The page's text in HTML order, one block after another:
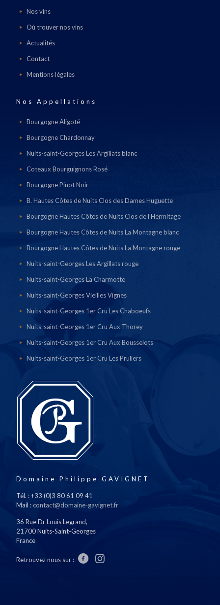
Nos vins
Où trouver nos vins
Actualités
Contact
Mentions légales
Nos Appellations
Bourgogne Aligoté
Bourgogne Chardonnay
Nuits-saint-Georges Les Argillats blanc
Coteaux Bourguignons Rosé
Bourgogne Pinot Noir
B. Hautes Côtes de Nuits Clos des Dames Huguette
Bourgogne Hautes Côtes de Nuits Clos de l’Hermitage
Bourgogne Hautes Côtes de Nuits La Montagne blanc
Bourgogne Hautes Côtes de Nuits La Montagne rouge
Nuits-saint-Georges Les Argillats rouge
Nuits-saint-Georges La Charmotte
Nuits-saint-Georges Vieilles Vignes
Nuits-saint-Georges 1er Cru Les Chaboeufs
Nuits-saint-Georges 1er Cru Aux Thorey
Nuits-saint-Georges 1er Cru Aux Bousselots
Nuits-saint-Georges 1er Cru Les Pruliers
Domaine Philippe GAVIGNET
Tél. : +33 (0)3 80 61 09 41
Mail :contact@domaine-gavignet.fr
36 Rue Dr Louis Legrand,
21700 Nuits-Saint-Georges
France
Retrouvez nous sur :